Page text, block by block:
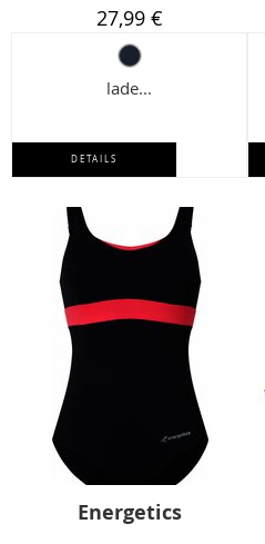
27,99 €
lade...
DETAILS
Energetics